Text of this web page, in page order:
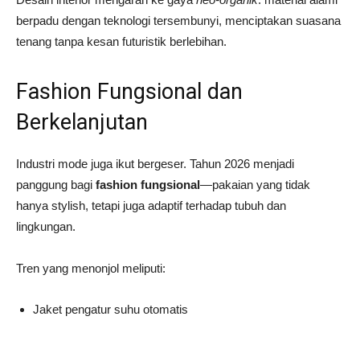
berpadu dengan teknologi tersembunyi, menciptakan suasana
tenang tanpa kesan futuristik berlebihan.
Fashion Fungsional dan
Berkelanjutan
Industri mode juga ikut bergeser. Tahun 2026 menjadi
panggung bagi fashion fungsional—pakaian yang tidak
hanya stylish, tetapi juga adaptif terhadap tubuh dan
lingkungan.
Tren yang menonjol meliputi:
Jaket pengatur suhu otomatis